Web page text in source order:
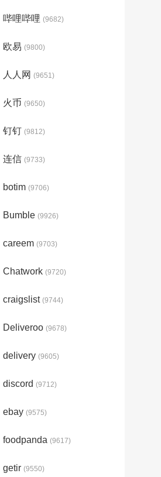
哔哩哔哩 (9682)
欧易 (9800)
人人网 (9651)
火币 (9650)
钉钉 (9812)
连信 (9733)
botim (9706)
Bumble (9926)
careem (9703)
Chatwork (9720)
craigslist (9744)
Deliveroo (9678)
delivery (9605)
discord (9712)
ebay (9575)
foodpanda (9617)
getir (9550)